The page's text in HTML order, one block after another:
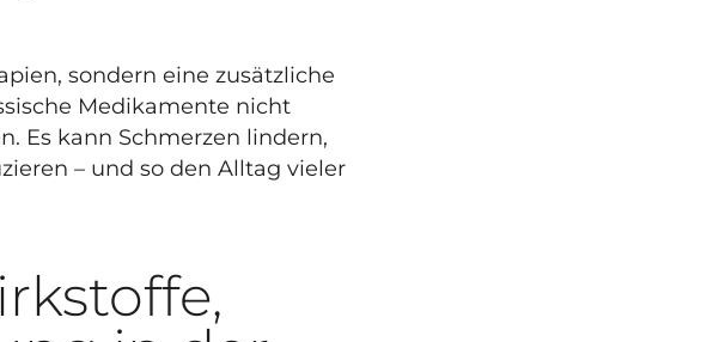
sondern eine zusätzliche
Medikamente nicht
Es kann Schmerzen lindern,
– und so den Alltag vieler